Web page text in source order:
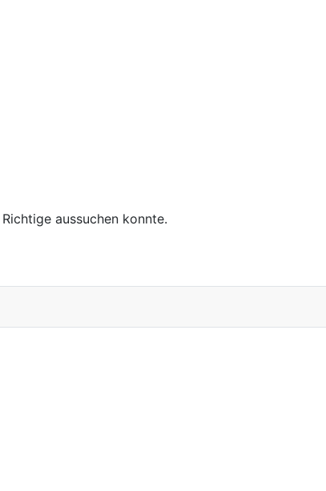
aussuchen konnte.